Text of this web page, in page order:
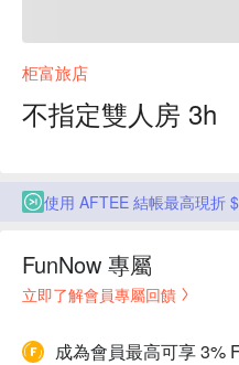
柜富旅店
不指定雙人房 3h
使用 AFTEE 結帳最高現折
FunNow 專屬
立即了解會員專屬回饋
成為會員最高可享 3%